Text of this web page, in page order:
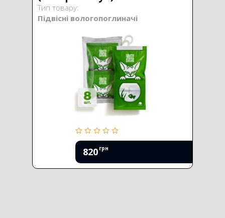
Тип товару:
Підвісні вологопоглиначі
820 грн